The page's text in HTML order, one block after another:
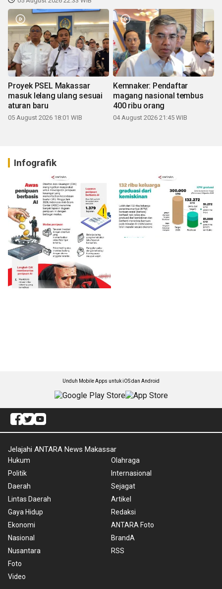
Proyek PSEL Makassar
masuk lelang ulang sesuai
aturan baru
05 August 2026 18:01 WIB
Kemnaker: Pendaftar
magang nasional tembus
400 ribu orang
04 August 2026 21:45 WIB
Infografik
Unduh Mobile Apps untuk iOS dan Android
Jelajahi ANTARA News Makassar
Hukum
Politik
Daerah
Lintas Daerah
Gaya Hidup
Ekonomi
Nasional
Nusantara
Foto
Video
Olahraga
Internasional
Sejagat
Artikel
Redaksi
ANTARA Foto
BrandA
RSS